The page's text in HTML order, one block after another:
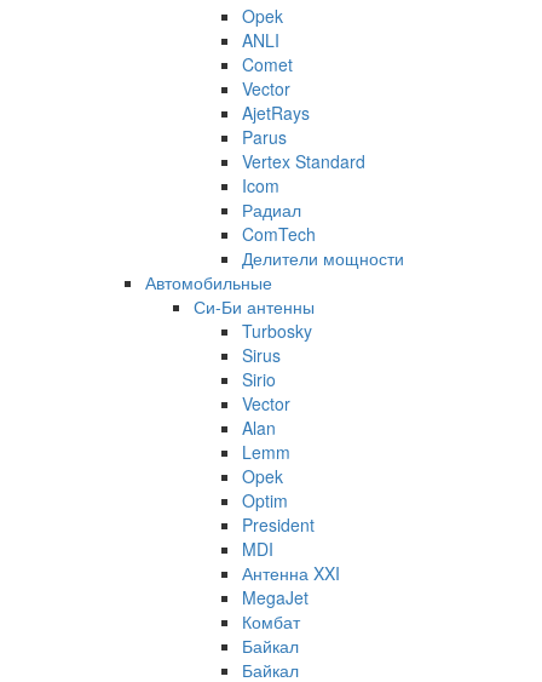
Opek
ANLI
Comet
Vector
AjetRays
Parus
Vertex Standard
Icom
Радиал
ComTech
Делители мощности
Автомобильные
Си-Би антенны
Turbosky
Sirus
Sirio
Vector
Alan
Lemm
Opek
Optim
President
MDI
Антенна XXI
MegaJet
Комбат
Байкал
Байкал